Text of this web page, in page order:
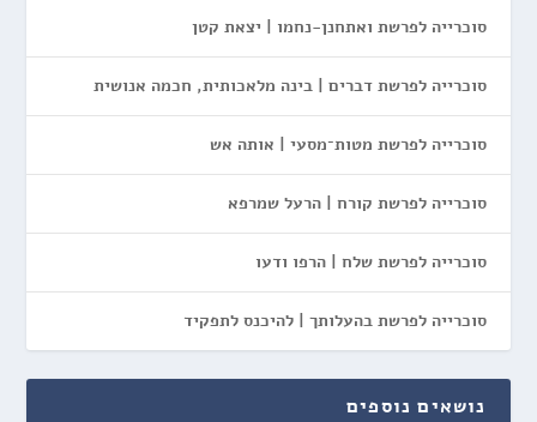
סוכרייה לפרשת ואתחנן-נחמו | יצאת קטן
סוכרייה לפרשת דברים | בינה מלאכותית, חכמה אנושית
סוכרייה לפרשת מטות־מסעי | אותה אש
סוכרייה לפרשת קורח | הרעל שמרפא
סוכרייה לפרשת שלח | הרפו ודעו
סוכרייה לפרשת בהעלותך | להיכנס לתפקיד
נושאים נוספים